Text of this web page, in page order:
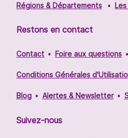
Régions & Départements
Restons en contact
Contact Foire aux questions
Conditions Générales
Blog Alertes & Newsletter
Suivez-nous